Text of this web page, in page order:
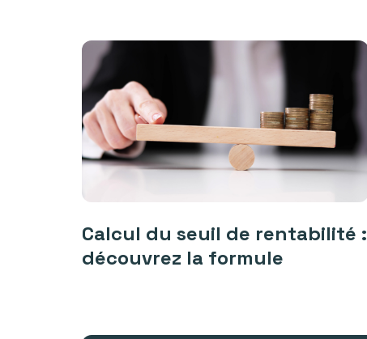
Calcul du seuil de rentabilité :
découvrez la formule